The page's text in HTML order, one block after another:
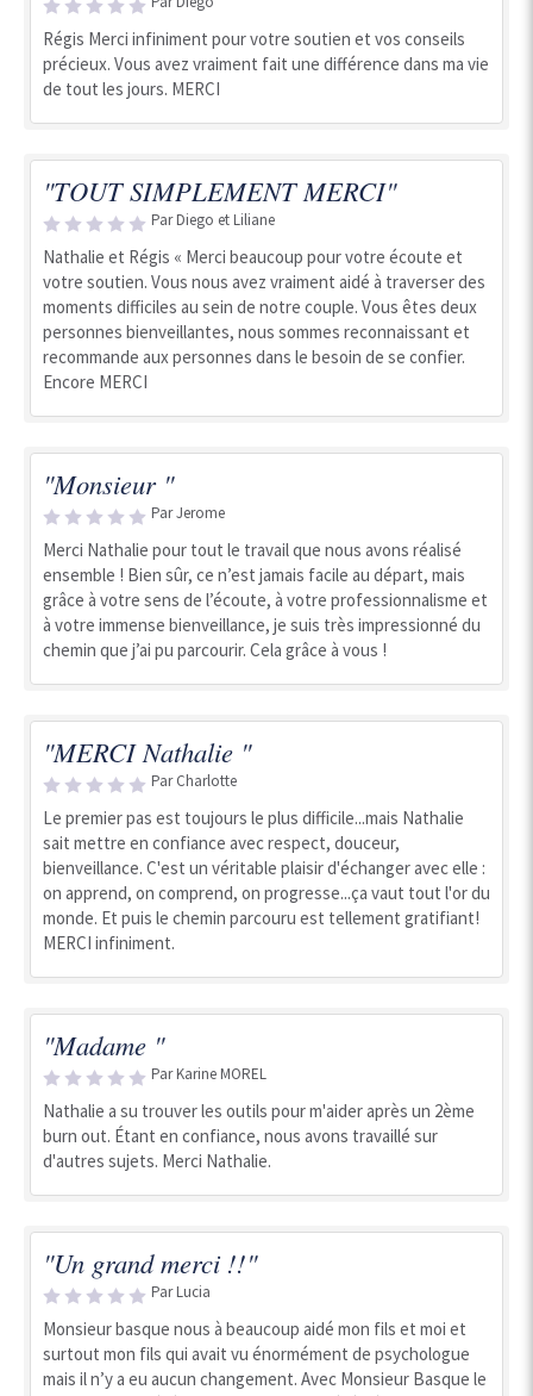
Régis Merci infiniment pour votre soutien et vos conseils
précieux. Vous avez vraiment fait une différence dans ma vie
de tout les jours. MERCI
"TOUT SIMPLEMENT MERCI"
Par Diego et Liliane
Nathalie et Régis « Merci beaucoup pour votre écoute et
votre soutien. Vous nous avez vraiment aidé à traverser des
moments difficiles au sein de notre couple. Vous êtes deux
personnes bienveillantes, nous sommes reconnaissant et
recommande aux personnes dans le besoin de se confier.
Encore MERCI
"Monsieur "
Par Jerome
Merci Nathalie pour tout le travail que nous avons réalisé
ensemble ! Bien sûr, ce n’est jamais facile au départ, mais
grâce à votre sens de l’écoute, à votre professionnalisme et
à votre immense bienveillance, je suis très impressionné du
chemin que j’ai pu parcourir. Cela grâce à vous !
"MERCI Nathalie "
Par Charlotte
Le premier pas est toujours le plus difficile...mais Nathalie
sait mettre en confiance avec respect, douceur,
bienveillance. C'est un véritable plaisir d'échanger avec elle :
on apprend, on comprend, on progresse...ça vaut tout l'or du
monde. Et puis le chemin parcouru est tellement gratifiant!
MERCI infiniment.
"Madame "
Par Karine MOREL
Nathalie a su trouver les outils pour m'aider après un 2ème
burn out. Étant en confiance, nous avons travaillé sur
d'autres sujets. Merci Nathalie.
"Un grand merci !!"
Par Lucia
Monsieur basque nous à beaucoup aidé mon fils et moi et
surtout mon fils qui avait vu énormément de psychologue
mais il n’y a eu aucun changement. Avec Monsieur Basque le